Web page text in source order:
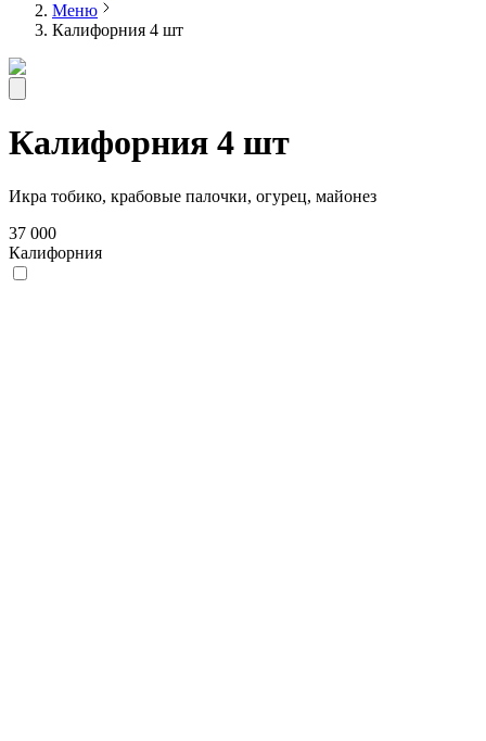
Меню
Калифорния 4 шт
Калифорния 4 шт
Икра тобико, крабовые палочки, огурец, майонез
37 000
Калифорния